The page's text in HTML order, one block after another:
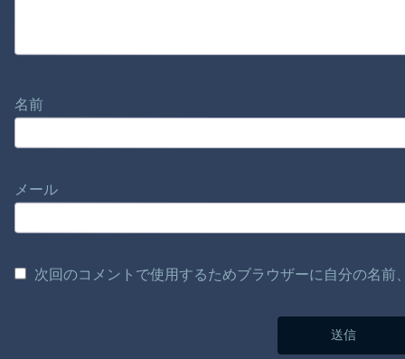
名前
メール
次回のコメントで使用するためブラウザーに自分の名